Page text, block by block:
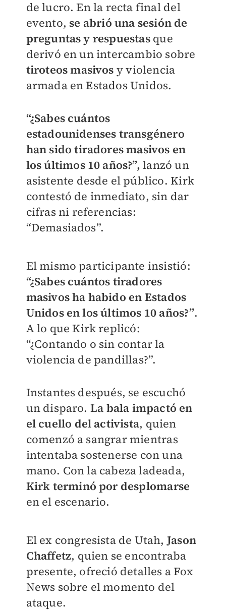
de lucro. En la recta final del
evento, se abrió una sesión de
preguntas y respuestasque
derivó en un intercambio sobre
tiroteos masivos y violencia
armada en Estados Unidos.
“¿Sabes cuántos
estadounidenses transgénero
han sido tiradores masivos en
los últimos 10 años?”, lanzó un
asistente desde el público. Kirk
contestó de inmediato, sin dar
cifras ni referencias:
“Demasiados”.
El mismo participante insistió:
“¿Sabes cuántos tiradores
masivos ha habido en Estados
Unidos en los últimos 10 años?”.
A lo que Kirk replicó:
“¿Contando o sin contar la
violencia de pandillas?”.
Instantes después, se escuchó
un disparo. La bala impactó en
el cuello del activista, quien
comenzó a sangrar mientras
intentaba sostenerse con una
mano. Con la cabeza ladeada,
Kirk terminó por desplomarse
en el escenario.
El ex congresista de Utah, Jason
Chaffetz, quien se encontraba
presente, ofreció detalles a Fox
News sobre el momento del
ataque.